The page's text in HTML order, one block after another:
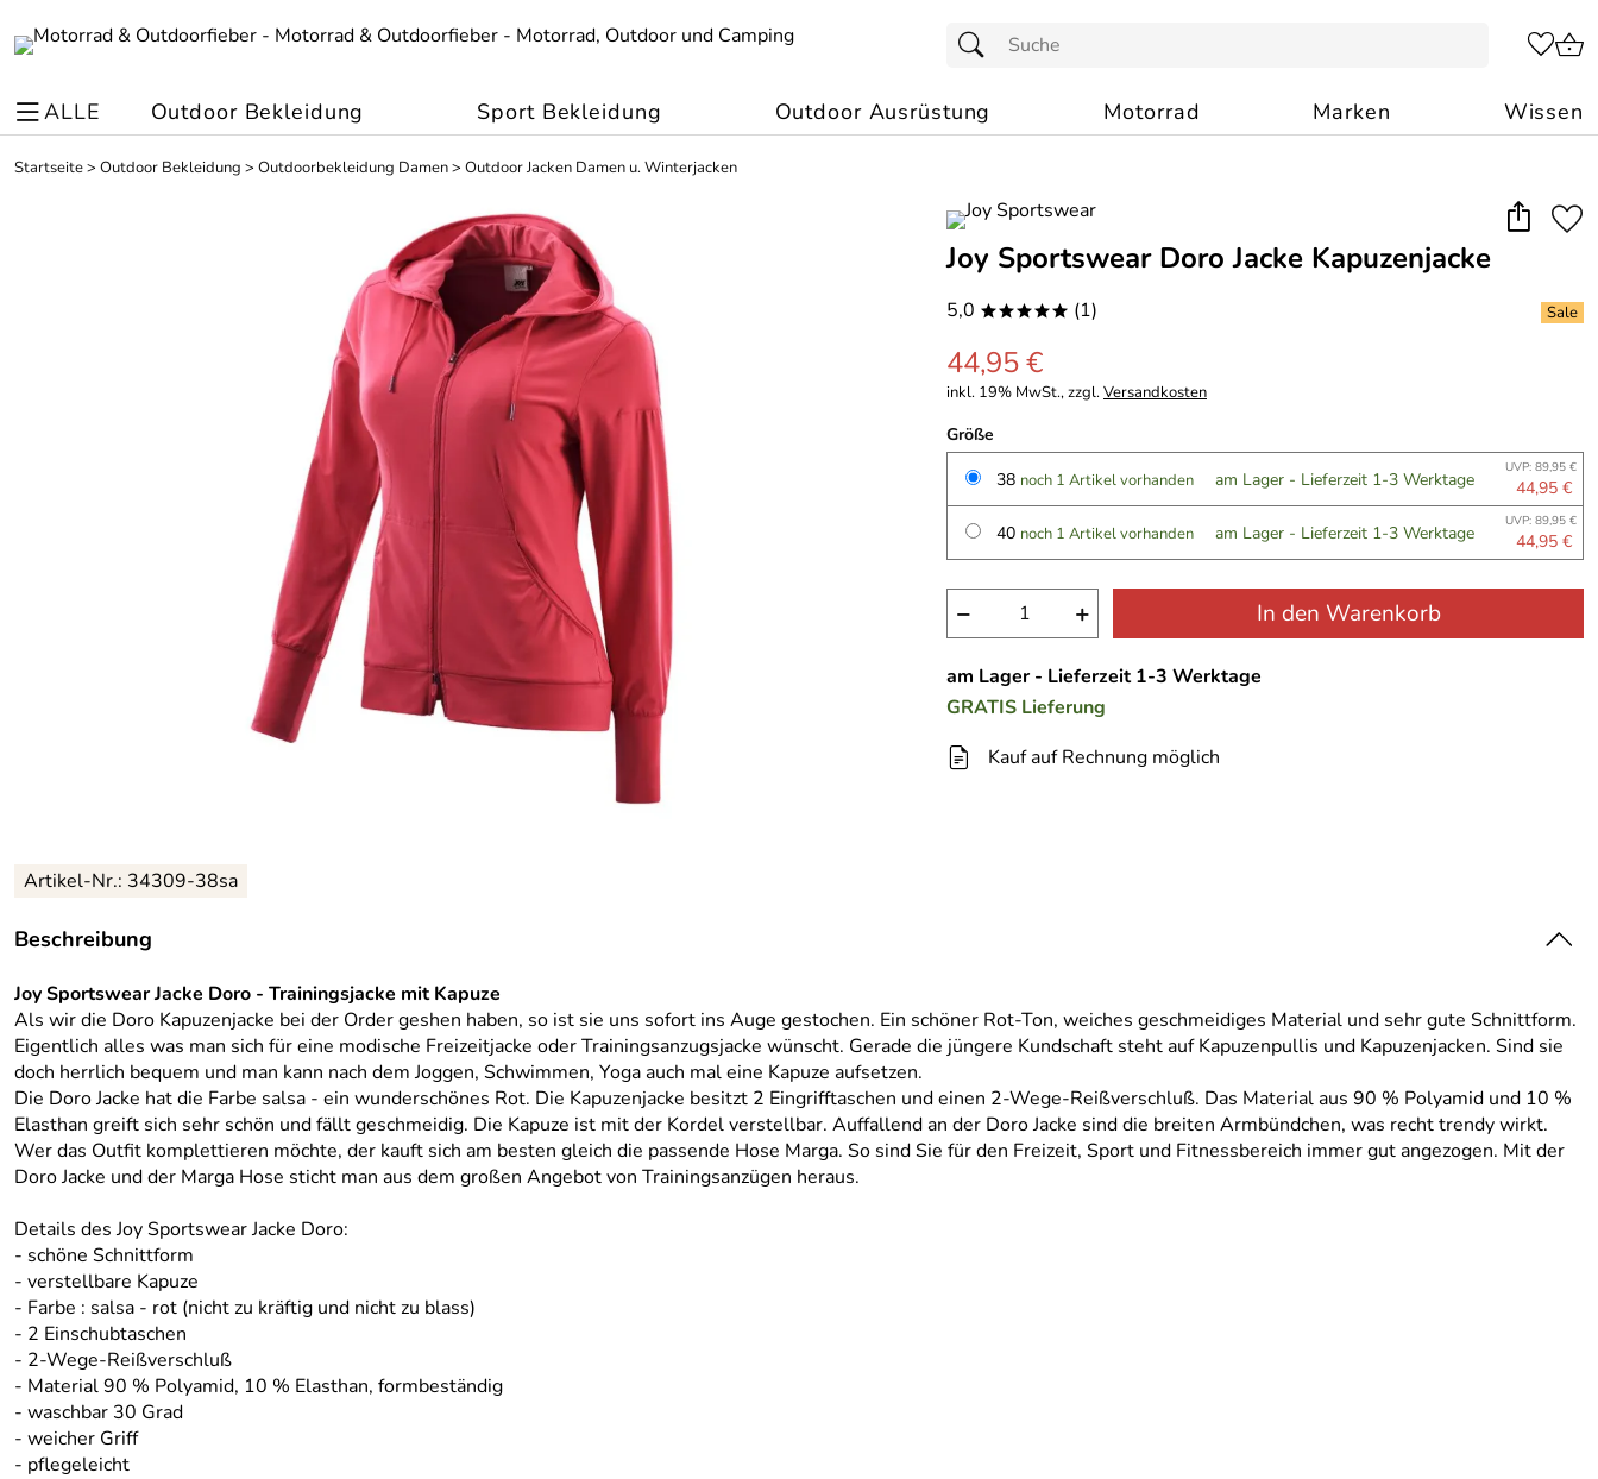
ALLE Outdoor Bekleidung Sport Bekleidung Outdoor Ausrüstung Motorrad Marken Wissen
Startseite> Outdoor Bekleidung > Outdoorbekleidung Damen> Outdoor Jacken Damen u. Winterjacken
Joy Sportswear Doro Jacke Kapuzenjacke
5,0 ***** (1)
44,95 €
inkl. 19% MwSt., zzgl.Versandkosten
Größe
38 noch 1 Artikel vorhanden am Lager - Lieferzeit 1-3 Werktage UVP: 89,95 €
44,95 €
40 noch 1 Artikel vorhanden am Lager - Lieferzeit 1-3 Werktage UVP: 89,95 €
44,95 €
− + In den Warenkorb
am Lager - Lieferzeit 1-3 Werktage
GRATIS Lieferung
Kauf auf Rechnung möglich
Artikel-Nr.: 34309-38sa
Beschreibung
Joy Sportswear Jacke Doro - Trainingsjacke mit Kapuze
Als wir die Doro Kapuzenjacke bei der Order geshen haben, so ist sie uns sofort ins Auge gestochen. Ein schöner Rot-Ton, weiches geschmeidiges Material und sehr gute Schnittform.
Eigentlich alles was man sich für eine modische Freizeitjacke oder Trainingsanzugsjacke wünscht. Gerade die jüngere Kundschaft steht auf Kapuzenpullis und Kapuzenjacken. Sind sie
doch herrlich bequem und man kann nach dem Joggen, Schwimmen, Yoga auch mal eine Kapuze aufsetzen.
Die Doro Jacke hat die Farbe salsa - ein wunderschönes Rot. Die Kapuzenjacke besitzt 2 Eingrifftaschen und einen 2-Wege-Reißverschluß. Das Material aus 90 % Polyamid und 10 %
Elasthan greift sich sehr schön und fällt geschmeidig. Die Kapuze ist mit der Kordel verstellbar. Auffallend an der Doro Jacke sind die breiten Armbündchen, was recht trendy wirkt.
Wer das Outfit komplettieren möchte, der kauft sich am besten gleich die passende Hose Marga. So sind Sie für den Freizeit, Sport und Fitnessbereich immer gut angezogen. Mit der
Doro Jacke und der Marga Hose sticht man aus dem großen Angebot von Trainingsanzügen heraus.
Details des Joy Sportswear Jacke Doro:
- schöne Schnittform
- verstellbare Kapuze
- Farbe : salsa - rot (nicht zu kräftig und nicht zu blass)
- 2 Einschubtaschen
- 2-Wege-Reißverschluß
- Material 90 % Polyamid, 10 % Elasthan, formbeständig
- waschbar 30 Grad
- weicher Griff
- pflegeleicht